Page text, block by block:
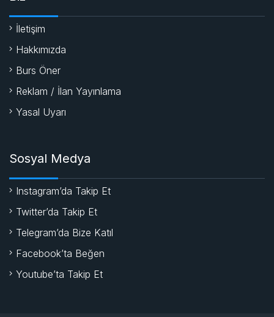
İletişim
Hakkımızda
Burs Öner
Reklam / İlan Yayınlama
Yasal Uyarı
Sosyal Medya
Instagram’da Takip Et
Twitter’da Takip Et
Telegram’da Bize Katıl
Facebook’ta Beğen
Youtube’ta Takip Et